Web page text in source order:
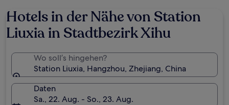
Hotels in der Nähe von Station
Liuxia in Stadtbezirk Xihu
Wo soll’s hingehen?
Station Liuxia, Hangzhou, Zhejiang, China
Daten
Sa., 22. Aug. - So., 23. Aug.